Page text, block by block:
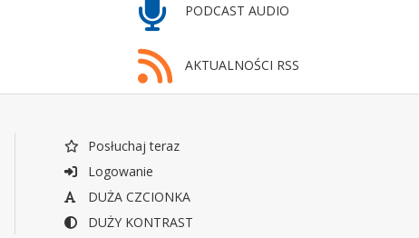
PODCAST AUDIO
AKTUALNOŚCI RSS
Posłuchaj teraz
Logowanie
DUŻA CZCIONKA
DUŻY KONTRAST